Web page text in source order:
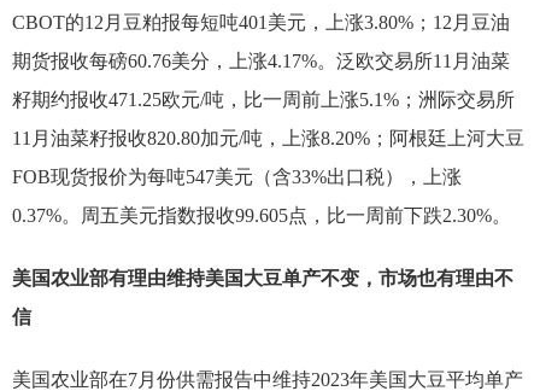
CBOT的12月豆粕报每短吨401美元，上涨3.80%；12月豆油
期货报收每磅60.76美分，上涨4.17%。泛欧交易所11月油菜
籽期约报收471.25欧元/吨，比一周前上涨5.1%；洲际交易所
11月油菜籽报收820.80加元/吨，上涨8.20%；阿根廷上河大豆
FOB现货报价为每吨547美元（含33%出口税），上涨
0.37%。周五美元指数报收99.605点，比一周前下跌2.30%。
美国农业部有理由维持美国大豆单产不变，市场也有理由不
信
美国农业部在7月份供需报告中维持2023年美国大豆平均单产